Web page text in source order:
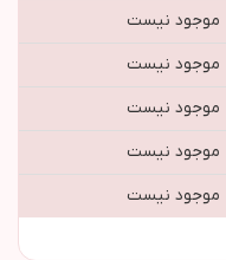
موجود نیست
موجود نیست
موجود نیست
موجود نیست
موجود نیست